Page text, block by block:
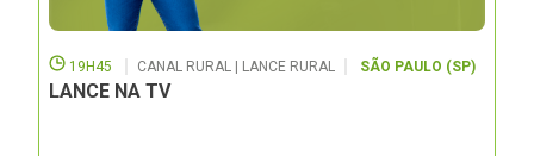
19H45 CANAL RURAL | LANCE RURAL SÃO PAULO (SP)
LANCE NA TV